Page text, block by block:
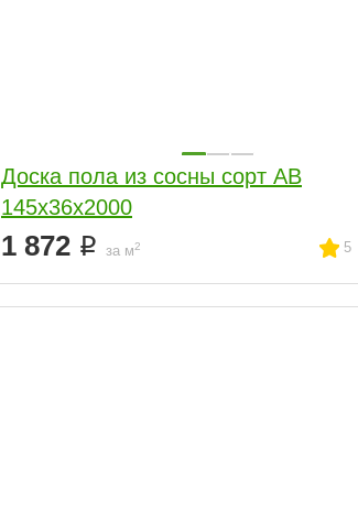
Доска пола из сосны сорт АВ
145x36x2000
1 872 за м2 5